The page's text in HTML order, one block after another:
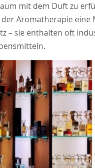
mit dem Duft zu
derAromatherapie eine
– sie enthalten oft